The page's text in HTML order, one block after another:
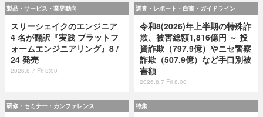
製品・サービス・業界動向
スリーシェイクのエンジニア
4 名が翻訳『実践 プラットフ
ォームエンジニアリング』8 /
24 発売
2026.8.7 Fri 8:00
調査・レポート・白書・ガイドライン
令和8(2026)年上半期の特殊詐
欺、被害総額1,816億円 ～ 投
資詐欺（797.9億）やニセ警察
詐欺（507.9億）など手口別被
害額
2026.8.7 Fri 8:00
研修・セミナー・カンファレンス 特集